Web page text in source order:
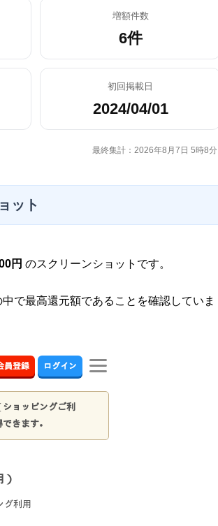
増額件数
6件
初回掲載日
2024/04/01
最終集計：2026年8月7日 5時8分
ット
円 のスクリーンショットです。
で最高還元額であることを確認していま